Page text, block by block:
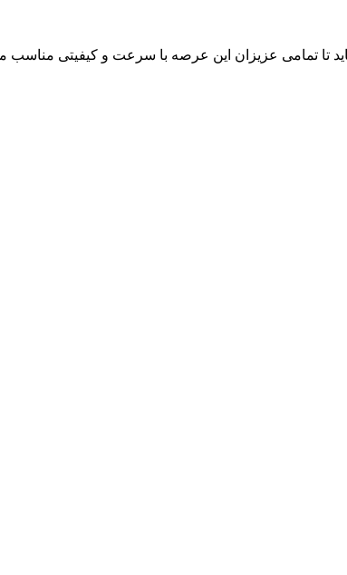
تا تمامی عزیزان این عرصه با سرعت و کیفیتی مناسب